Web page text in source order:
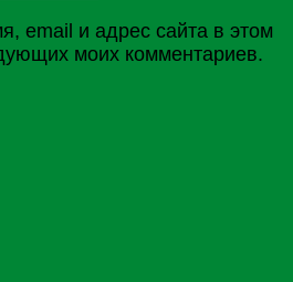
email и адрес сайта в этом
моих комментариев.